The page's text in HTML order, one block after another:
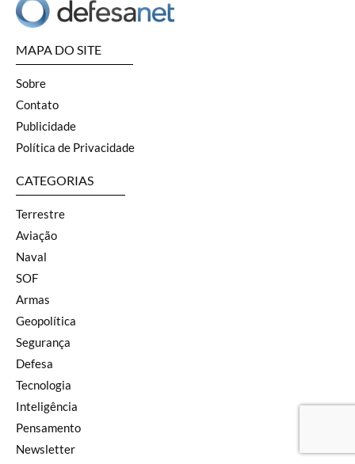
MAPA DO SITE
Sobre
Contato
Publicidade
Política de Privacidade
CATEGORIAS
Terrestre
Aviação
Naval
SOF
Armas
Geopolítica
Segurança
Defesa
Tecnologia
Inteligência
Pensamento
Newsletter